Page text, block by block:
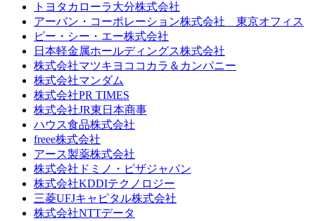
トヨタカローラ大分株式会社
アーバン・コーポレーション株式会社 東京オフィス
ピー・シー・エー株式会社
日本軽金属ホールディングス株式会社
株式会社マツキヨココカラ＆カンパニー
株式会社マンダム
株式会社PR TIMES
株式会社JR東日本商事
ハウス食品株式会社
freee株式会社
アース製薬株式会社
株式会社ドミノ・ピザジャパン
株式会社KDDIテクノロジー
三菱UFJキャピタル株式会社
株式会社NTTデータ